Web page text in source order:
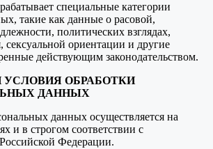
специальные категории
такие как данные о расовой,
политических взглядах,
сексуальной ориентации и другие
действующим законодательством.
УСЛОВИЯ ОБРАБОТКИ
ДАННЫХ
данных осуществляется на
и в строгом соответствии с
Федерации.